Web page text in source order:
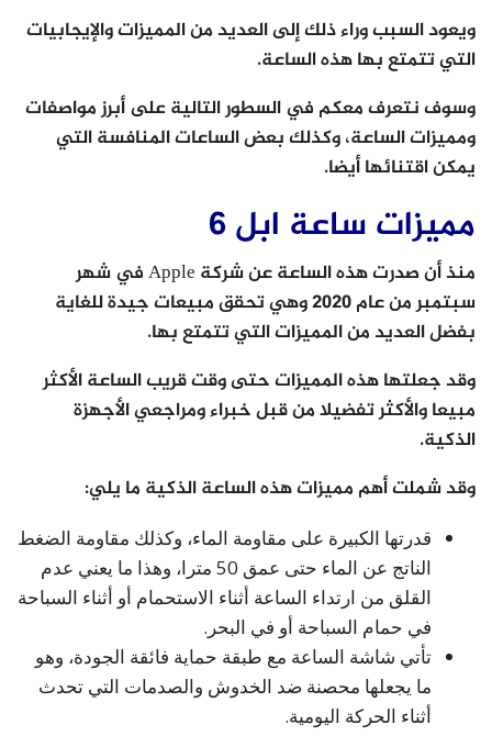
ويعود السبب وراء ذلك إلى العديد من المميزات والإيجابيات
التي تتمتع بها هذه الساعة.
وسوف نتعرف معكم في السطور التالية على أبرز مواصفات
ومميزات الساعة، وكذلك بعض الساعات المنافسة التي
يمكن اقتنائها أيضا.
مميزات ساعة ابل 6
منذ أن صدرت هذه الساعة عن شركة Apple في شهر
سبتمبر من عام 2020 وهي تحقق مبيعات جيدة للغاية
بفضل العديد من المميزات التي تتمتع بها.
وقد جعلتها هذه المميزات حتى وقت قريب الساعة الأكثر
مبيعا والأكثر تفضيلا من قبل خبراء ومراجعي الأجهزة
الذكية.
وقد شملت أهم مميزات هذه الساعة الذكية ما يلي:
قدرتها الكبيرة على مقاومة الماء، وكذلك مقاومة الضغط
الناتج عن الماء حتى عمق 50 مترا، وهذا ما يعني عدم
القلق من ارتداء الساعة أثناء الاستحمام أو أثناء السباحة
في حمام السباحة أو في البحر.
تأتي شاشة الساعة مع طبقة حماية فائقة الجودة، وهو
ما يجعلها محصنة ضد الخدوش والصدمات التي تحدث
أثناء الحركة اليومية.